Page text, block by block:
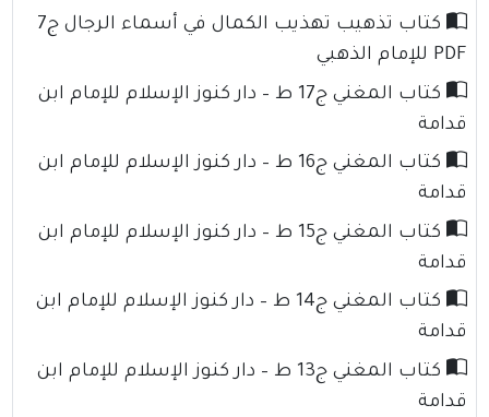
كتاب تذهيب تهذيب الكمال في أسماء الرجال ج7
PDF للإمام الذهبي
كتاب المغني ج17 ط – دار كنوز الإسلام للإمام ابن
قدامة
كتاب المغني ج16 ط – دار كنوز الإسلام للإمام ابن
قدامة
كتاب المغني ج15 ط – دار كنوز الإسلام للإمام ابن
قدامة
كتاب المغني ج14 ط – دار كنوز الإسلام للإمام ابن
قدامة
كتاب المغني ج13 ط – دار كنوز الإسلام للإمام ابن
قدامة